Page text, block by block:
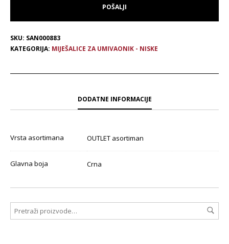
SKU: SAN000883
KATEGORIJA: MIJEŠALICE ZA UMIVAONIK - NISKE
DODATNE INFORMACIJE
Vrsta asortimana OUTLET asortiman
Glavna boja Crna